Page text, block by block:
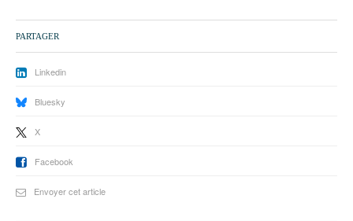
PARTAGER
Linkedin
Bluesky
X
Facebook
Envoyer cet article